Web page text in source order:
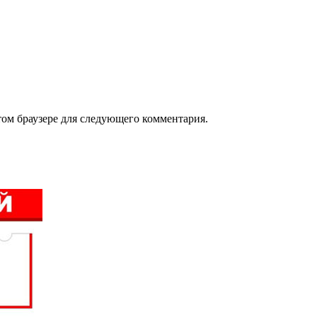
браузере для следующего комментария.